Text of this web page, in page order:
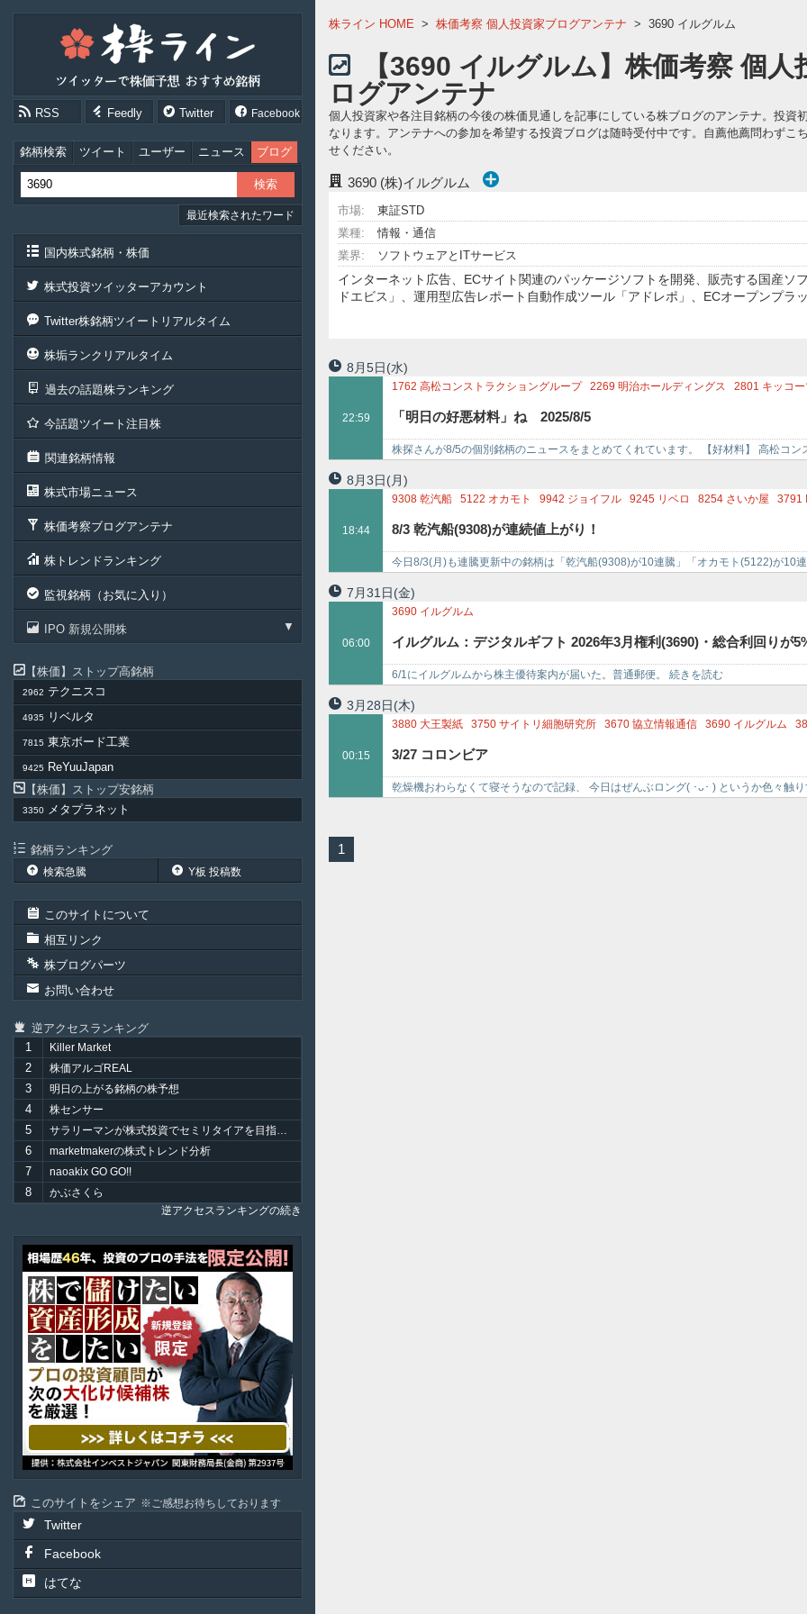
RSS Feedly Twitter Facebook
銘柄検索 ツイート ユーザー ニュース ブログ
最近検索されたワード
国内株式銘柄・株価
株式投資ツイッターアカウント
Twitter株銘柄ツイートリアルタイム
株垢ランクリアルタイム
過去の話題株ランキング
今話題ツイート注目株
関連銘柄情報
株式市場ニュース
株価考察ブログアンテナ
株トレンドランキング
監視銘柄（お気に入り）
IPO 新規公開株
株価 ストップ高銘柄
2962 テクニスコ
4935 リベルタ
7815 東京ボード工業
9425
ReYuuJapan
株価
ストップ安銘柄
3350 メタプラネット
銘柄ランキング
検索急騰 Y板 投稿数
このサイトについて
相互リンク
株ブログパーツ
お問い合わせ
逆アクセスランキング
1
Killer Market
2 株価アルゴREAL
3 明日の上がる銘柄の株予想
4 株センサー
5 サラリーマンが株式投資でセミリタイアを目指してみました。
6 marketmakerの株式トレンド分析
7 naoakix GO GO!!
8
かぶさくら
逆アクセスランキングの続き
このサイトをシェア ご感想お待ちしております
Twitter
Facebook
はてな
株ライン HOME > 株価考察 個人投資家ブログアンテナ > 3690 イルグルム
【3690 イルグルム】株価考察 個人
ログアンテナ
個人投資家や各注目銘柄の今後の株価見通しを記事にしている株ブログのアンテナ。投
なります。アンテナへの参加を希望する投資ブログは随時受付中です。自薦他薦問わずこ
せください。
3690 (株)イルグルム
市場:
東証STD
業種:
情報・通信
業界:
ソフトウェアとITサービス
インターネット広告、ECサイト関連のパッケージソフトを開発、販売する国産
ドエビス」、運用型広告レポート自動作成ツール「アドレポ」、ECオープンプラ
8月5日(水)
22:59
1762 高松コンストラクショングループ 2269 明治ホールディングス 2801 キッコ
4483JMDC 4503アステラス製薬
5480日本冶金工業 5851リョービ 5885ジーデップ・アドバンス 9434 ソフトバ
「明日の好悪材料」ね 2025/8/5
株探さんが8/5の個別銘柄のニュースをまとめてくれています。 【好材料】 高松コ
8月3日(月)
18:44
9308 乾汽船 5122 オカモト 9942 ジョイフル 9245 リベロ 8254 さいか屋 3791
8/3 乾汽船(9308)が連続値上がり！
今日8/3(月)も連騰更新中の銘柄は「乾汽船(9308)が10連騰」「オカモト(5122)が10
7月31日(金)
06:00
3690 イルグルム
イルグルム：デジタルギフト 2026年3月権利(3690)・総合利回りが
6/1にイルグルムから株主優待案内が届いた。普通郵便。 続きを読む
3月28日(木)
00:15
3880 大王製紙 3750 サイトリ細胞研究所 3670 協立情報通信 3690 イルグルム
山梨中央銀行
6550UNIPOS 6850チノー 6190フェニックスバイオ 6250 やまびこ
3/27 コロンビア
乾燥機おわらなくて寝そうなので記録、 今日はぜんぶロング( ･ᴗ･ ) というか色々触
1